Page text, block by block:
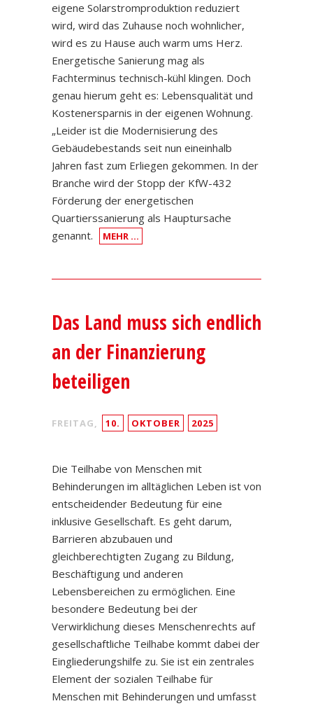
eigene Solarstromproduktion reduziert
wird, wird das Zuhause noch wohnlicher,
wird es zu Hause auch warm ums Herz.
Energetische Sanierung mag als
Fachterminus technisch-kühl klingen. Doch
genau hierum geht es: Lebensqualität und
Kostenersparnis in der eigenen Wohnung.
„Leider ist die Modernisierung des
Gebäudebestands seit nun eineinhalb
Jahren fast zum Erliegen gekommen. In der
Branche wird der Stopp der KfW-432
Förderung der energetischen
Quartierssanierung als Hauptursache
genannt.
MEHR …
Das Land muss sich endlich
an der Finanzierung
beteiligen
FREITAG, 10. OKTOBER 2025
Die Teilhabe von Menschen mit
Behinderungen im alltäglichen Leben ist von
entscheidender Bedeutung für eine
inklusive Gesellschaft. Es geht darum,
Barrieren abzubauen und
gleichberechtigten Zugang zu Bildung,
Beschäftigung und anderen
Lebensbereichen zu ermöglichen. Eine
besondere Bedeutung bei der
Verwirklichung dieses Menschenrechts auf
gesellschaftliche Teilhabe kommt dabei der
Eingliederungshilfe zu. Sie ist ein zentrales
Element der sozialen Teilhabe für
Menschen mit Behinderungen und umfasst